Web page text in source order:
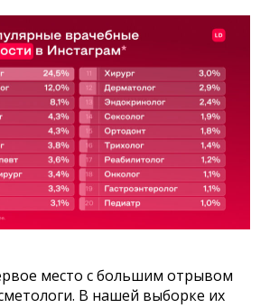
место с большим отрывом
В нашей выборке их